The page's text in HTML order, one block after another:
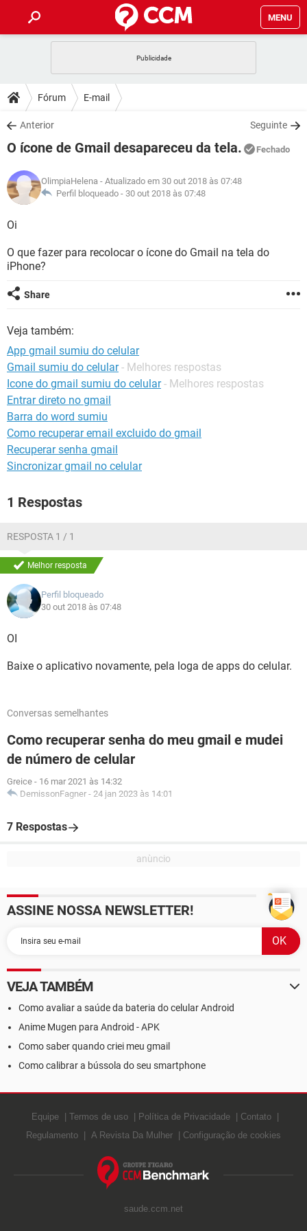
MENU
CELULAR
OUTLOOK
INSTAGRAM GMAIL
GUIA DE COMPRAS
DICAS
JOGOS
INSTAGRAM GMAIL
GUIA DE COMPRAS
DOWNLOADS
JOGOS WHATSAPP
CELULAR
OUTLOOK EXCEL
INSTAGRAM
JOGOS WHATSAPP
CELULAR
OUTLOOK
INSTAGRAM GMAIL
GLOSSÁRIO
JOGOS
OUTLOOK
INSTAGRAM
Fórum E-mail
Anterior Seguinte
O ícone de Gmail desapareceu da tela. Fechado
OlimpiaHelena - Atualizado em 30 out 2018 às 07:48
Perfil bloqueado - 30 out 2018 às 07:48
Oi
O que fazer para recolocar o ícone do Gmail na tela do
iPhone?
Share
Veja também:
App gmail sumiu do celular
Gmail sumiu do celular - Melhores respostas
Icone do gmail sumiu do celular - Melhores respostas
Entrar direto no gmail
Barra do word sumiu
Como recuperar email excluido do gmail
Recuperar senha gmail
Sincronizar gmail no celular
1 Respostas
RESPOSTA 1 / 1
Melhor resposta
Perfil bloqueado
30 out 2018 às 07:48
OI
Baixe o aplicativo novamente, pela loga de apps do celular.
Conversas semelhantes
Como recuperar senha do meu gmail e mudei
de número de celular
Greice - 16 mar 2021 às 14:32
DemissonFagner - 24 jan 2023 às 14:01
7 Respostas
ASSINE NOSSA NEWSLETTER!
VEJA TAMBÉM
Como avaliar a saúde da bateria do celular Android
Anime Mugen para Android - APK
Como saber quando criei meu gmail
Como calibrar a bússola do seu smartphone
Equipe Termos de uso Política de Privacidade
Contato
Regulamento
A Revista Da Mulher Configuração de cookies
saude.ccm.net